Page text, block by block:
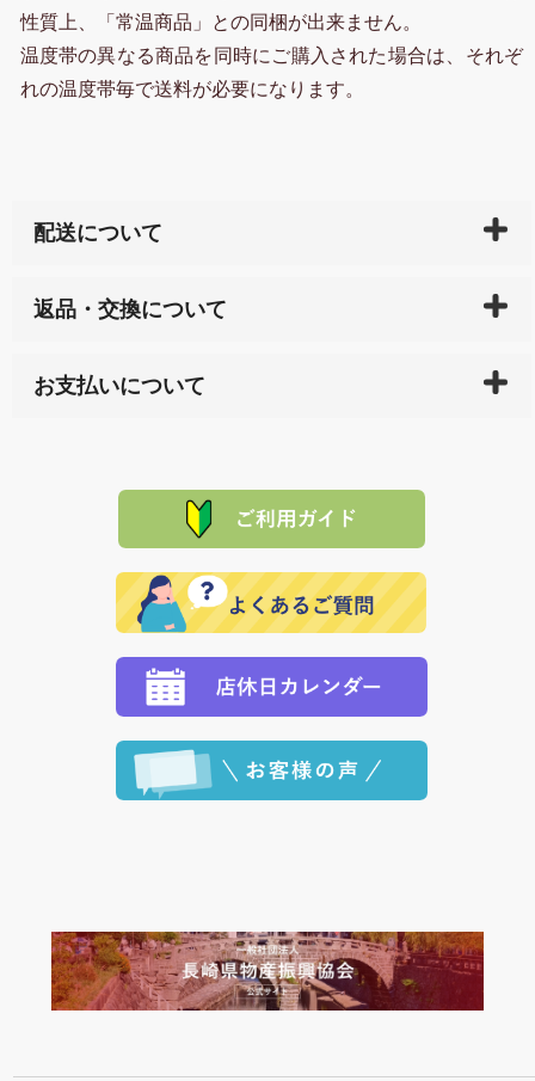
性質上、「常温商品」との同梱が出来ません。
温度帯の異なる商品を同時にご購入された場合は、それぞ
れの温度帯毎で送料が必要になります。
配送について
天ペイ」の方はご注文受付後）、 長崎県下全域に点在
サイト内で購入された商品の送料は、こちらの
全国送
れの生産メーカーからお客様の元へ直送いたしますの
で、 それぞれ個別に送料が必要になります。
返品・交換について
または配送途中の 事故などで不都合が生じている場合
品代金を返金いたします。）
その際は誠に申し訳ありませんが、当協会までご注文
願いいたします。
お支払いについて
た場合、お客様からの ご入金を確認した後で、商品を
※「クレジットカード」「PayPay」「楽天ペイ」を指
定された場合は、準備出来次第の便にてお送りいたし
ます。 （到着日指定をされている場合は、ご指定の日
程に合わせてお届けいたします。）